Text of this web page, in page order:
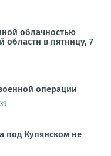
облачностью
области в пятницу, 7
операции
под Купянском не